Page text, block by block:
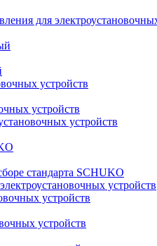
для
устройств
устройств
устройств
стандарта SCHUKO
устройств
устройств
устройств